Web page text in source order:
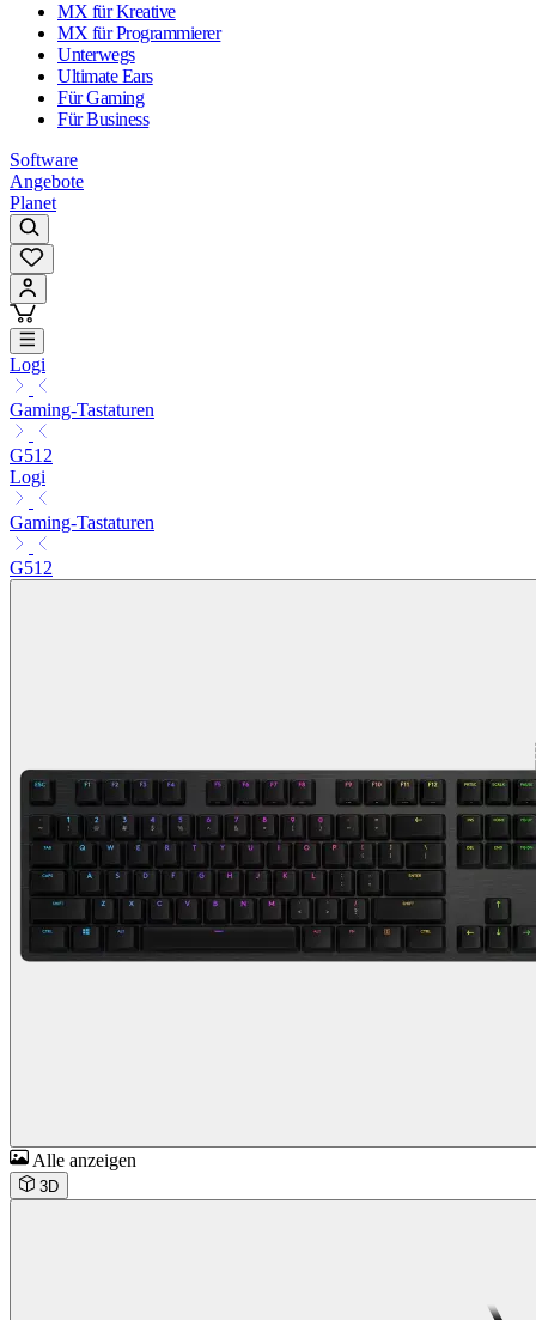
MX für Kreative
MX für Programmierer
Unterwegs
Ultimate Ears
Für Gaming
Für Business
Software
Angebote
Planet
Logi
Gaming-Tastaturen
G512
Logi
Gaming-Tastaturen
G512
Alle anzeigen
3D